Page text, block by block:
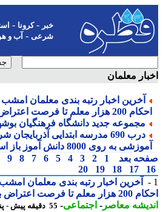
-کرونا-
شرعی-آب و هوا-
معلمان
معلم تا فرصت اعتراض برای جاماندگان
مجموعه جدید دانشگاه فرهنگیان
درب 690 مدرسه ابتدایی
به روی 8000 دانش آموز باز است
بعد
1
2
3
4
5
6
7
8
9
10
17
18
19
20
فرصت اعتراض برای جاماندگان
معاصر-اجتماعی-55 دقیقه پیش - پنجشنبه 15 مرداد 1405، 21:33